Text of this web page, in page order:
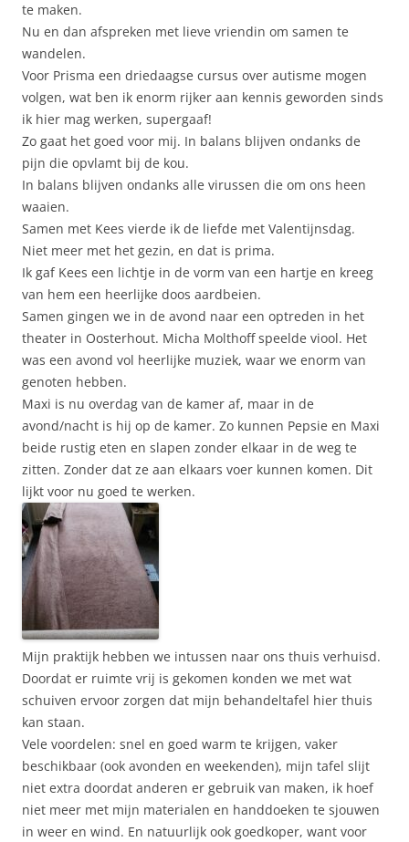
te maken.
Nu en dan afspreken met lieve vriendin om samen te
wandelen.
Voor Prisma een driedaagse cursus over autisme mogen
volgen, wat ben ik enorm rijker aan kennis geworden sinds
ik hier mag werken, supergaaf!
Zo gaat het goed voor mij. In balans blijven ondanks de
pijn die opvlamt bij de kou.
In balans blijven ondanks alle virussen die om ons heen
waaien.
Samen met Kees vierde ik de liefde met Valentijnsdag.
Niet meer met het gezin, en dat is prima.
Ik gaf Kees een lichtje in de vorm van een hartje en kreeg
van hem een heerlijke doos aardbeien.
Samen gingen we in de avond naar een optreden in het
theater in Oosterhout. Micha Molthoff speelde viool. Het
was een avond vol heerlijke muziek, waar we enorm van
genoten hebben.
Maxi is nu overdag van de kamer af, maar in de
avond/nacht is hij op de kamer. Zo kunnen Pepsie en Maxi
beide rustig eten en slapen zonder elkaar in de weg te
zitten. Zonder dat ze aan elkaars voer kunnen komen. Dit
lijkt voor nu goed te werken.
Mijn praktijk hebben we intussen naar ons thuis verhuisd.
Doordat er ruimte vrij is gekomen konden we met wat
schuiven ervoor zorgen dat mijn behandeltafel hier thuis
kan staan.
Vele voordelen: snel en goed warm te krijgen, vaker
beschikbaar (ook avonden en weekenden), mijn tafel slijt
niet extra doordat anderen er gebruik van maken, ik hoef
niet meer met mijn materialen en handdoeken te sjouwen
in weer en wind. En natuurlijk ook goedkoper, want voor